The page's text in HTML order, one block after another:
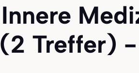
Treffer) -